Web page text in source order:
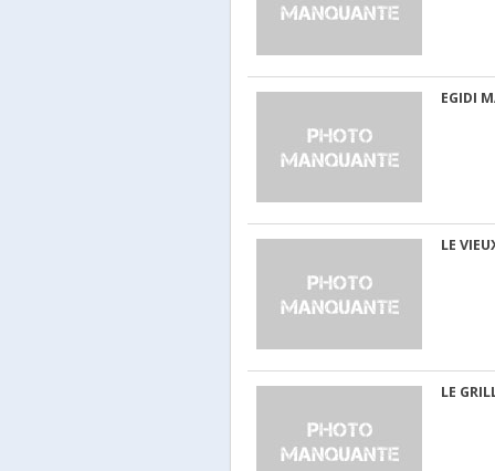
EGIDI
LE
LE